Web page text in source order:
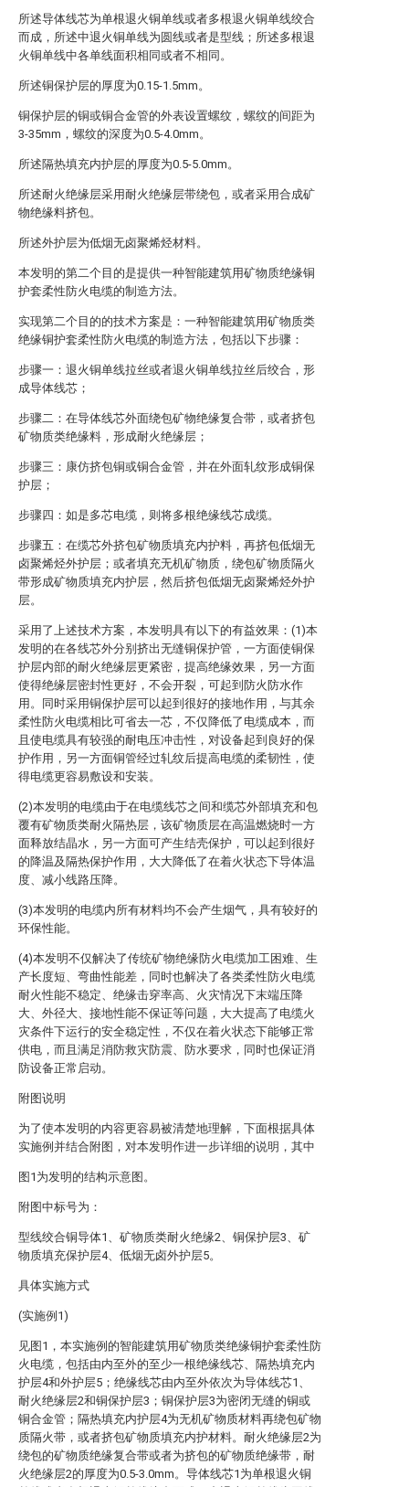
所述导体线芯为单根退火铜单线或者多根退火铜单线绞合
而成，所述中退火铜单线为圆线或者是型线；所述多根退
火铜单线中各单线面积相同或者不相同。
所述铜保护层的厚度为0.15-1.5mm。
铜保护层的铜或铜合金管的外表设置螺纹，螺纹的间距为
3-35mm，螺纹的深度为0.5-4.0mm。
所述隔热填充内护层的厚度为0.5-5.0mm。
所述耐火绝缘层采用耐火绝缘层带绕包，或者采用合成矿
物绝缘料挤包。
所述外护层为低烟无卤聚烯烃材料。
本发明的第二个目的是提供一种智能建筑用矿物质绝缘铜
护套柔性防火电缆的制造方法。
实现第二个目的的技术方案是：一种智能建筑用矿物质类
绝缘铜护套柔性防火电缆的制造方法，包括以下步骤：
步骤一：退火铜单线拉丝或者退火铜单线拉丝后绞合，形
成导体线芯；
步骤二：在导体线芯外面绕包矿物绝缘复合带，或者挤包
矿物质类绝缘料，形成耐火绝缘层；
步骤三：康仿挤包铜或铜合金管，并在外面轧纹形成铜保
护层；
步骤四：如是多芯电缆，则将多根绝缘线芯成缆。
步骤五：在缆芯外挤包矿物质填充内护料，再挤包低烟无
卤聚烯烃外护层；或者填充无机矿物质，绕包矿物质隔火
带形成矿物质填充内护层，然后挤包低烟无卤聚烯烃外护
层。
采用了上述技术方案，本发明具有以下的有益效果：(1)本
发明的在各线芯外分别挤出无缝铜保护管，一方面使铜保
护层内部的耐火绝缘层更紧密，提高绝缘效果，另一方面
使得绝缘层密封性更好，不会开裂，可起到防火防水作
用。同时采用铜保护层可以起到很好的接地作用，与其余
柔性防火电缆相比可省去一芯，不仅降低了电缆成本，而
且使电缆具有较强的耐电压冲击性，对设备起到良好的保
护作用，另一方面铜管经过轧纹后提高电缆的柔韧性，使
得电缆更容易敷设和安装。
(2)本发明的电缆由于在电缆线芯之间和缆芯外部填充和包
覆有矿物质类耐火隔热层，该矿物质层在高温燃烧时一方
面释放结晶水，另一方面可产生结壳保护，可以起到很好
的降温及隔热保护作用，大大降低了在着火状态下导体温
度、减小线路压降。
(3)本发明的电缆内所有材料均不会产生烟气，具有较好的
环保性能。
(4)本发明不仅解决了传统矿物绝缘防火电缆加工困难、生
产长度短、弯曲性能差，同时也解决了各类柔性防火电缆
耐火性能不稳定、绝缘击穿率高、火灾情况下末端压降
大、外径大、接地性能不保证等问题，大大提高了电缆火
灾条件下运行的安全稳定性，不仅在着火状态下能够正常
供电，而且满足消防救灾防震、防水要求，同时也保证消
防设备正常启动。
附图说明
为了使本发明的内容更容易被清楚地理解，下面根据具体
实施例并结合附图，对本发明作进一步详细的说明，其中
图1为发明的结构示意图。
附图中标号为：
型线绞合铜导体1、矿物质类耐火绝缘2、铜保护层3、矿
物质填充保护层4、低烟无卤外护层5。
具体实施方式
(实施例1)
见图1，本实施例的智能建筑用矿物质类绝缘铜护套柔性防
火电缆，包括由内至外的至少一根绝缘线芯、隔热填充内
护层4和外护层5；绝缘线芯由内至外依次为导体线芯1、
耐火绝缘层2和铜保护层3；铜保护层3为密闭无缝的铜或
铜合金管；隔热填充内护层4为无机矿物质材料再绕包矿物
质隔火带，或者挤包矿物质填充内护材料。耐火绝缘层2为
绕包的矿物质绝缘复合带或者为挤包的矿物质绝缘带，耐
火绝缘层2的厚度为0.5-3.0mm。导体线芯1为单根退火铜